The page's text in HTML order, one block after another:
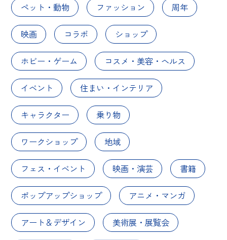
ペット・動物 ファッション 周年
映画 コラボ ショップ
ホビー・ゲーム コスメ・美容・ヘルス
イベント 住まい・インテリア
キャラクター 乗り物
ワークショップ 地域
フェス・イベント 映画・演芸 書籍
ポップアップショップ アニメ・マンガ
アート＆デザイン 美術展・展覧会